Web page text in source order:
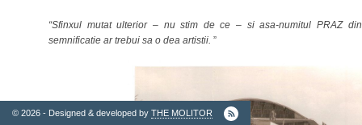
Ordinul
Arhitectilor
© 2026 - Designed & developed by THE MOLITOR
“Sfinxul mutat ulterior – nu stim de ce – si asa-numitul PRAZ
semnificatie ar trebui sa o dea artistii. ”